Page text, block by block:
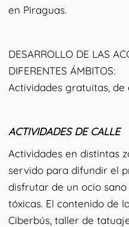
en Piraguas.
DESARROLLO DE LAS
DIFERENTES ÁMBITOS:
Actividades gratuitas, de
ACTIVIDADES DE CALLE
Actividades en distintas
servido para difundir el
disfrutar de un ocio
tóxicas. El contenido de
Ciberbús, taller de